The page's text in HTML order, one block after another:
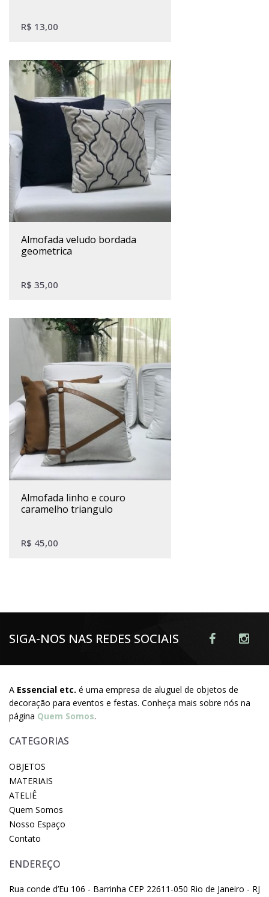
R$ 13,00
almofada veludo bordada
geometrica
R$ 35,00
almofada linho e couro
caramelho triangulo
R$ 45,00
SIGA-NOS NAS REDES SOCIAIS
A Essencial etc. é uma empresa de aluguel de objetos de
decoração para eventos e festas. Conheça mais sobre nós na
página Quem Somos.
CATEGORIAS
OBJETOS
MATERIAIS
ATELIÊ
Quem Somos
Nosso Espaço
Contato
ENDEREÇO
Rua conde d’Eu 106 - Barrinha CEP 22611-050 Rio de Janeiro - RJ